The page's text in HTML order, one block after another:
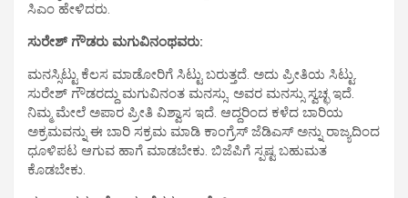
ಸಿಎಂ ಹೇಳಿದರು.
ಸುರೇಶ್ ಗೌಡರು ಮಗುವಿನಂಥವರು:
ಮನಸ್ಸಿಟ್ಟು ಕೆಲಸ ಮಾಡೋರಿಗೆ ಸಿಟ್ಟು ಬರುತ್ತದೆ. ಅದು ಪ್ರೀತಿಯ ಸಿಟ್ಟು.
ಸುರೇಶ್ ಗೌಡರದ್ದು ಮಗುವಿನಂತ ಮನಸ್ಸು. ಅವರ ಮನಸ್ಸು ಸ್ವಚ್ಛ ಇದೆ.
ನಿಮ್ಮ ಮೇಲೆ ಅಪಾರ ಪ್ರೀತಿ ವಿಶ್ವಾಸ ಇದೆ. ಆದ್ದರಿಂದ ಕಳೆದ ಬಾರಿಯ
ಅಕ್ರಮವನ್ನು ಈ ಬಾರಿ ಸಕ್ರಮ ಮಾಡಿ ಕಾಂಗ್ರೆಸ್ ಜೆಡಿಎಸ್ ಅನ್ನು ರಾಜ್ಯದಿಂದ
ಧೂಳಿಪಟ ಆಗುವ ಹಾಗೆ ಮಾಡಬೇಕು. ಬಿಜೆಪಿಗೆ ಸ್ಪಷ್ಟ ಬಹುಮತ
ಕೊಡಬೇಕು.